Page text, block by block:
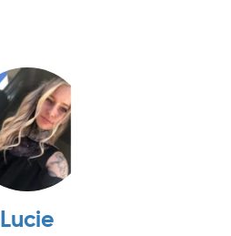
Lucie